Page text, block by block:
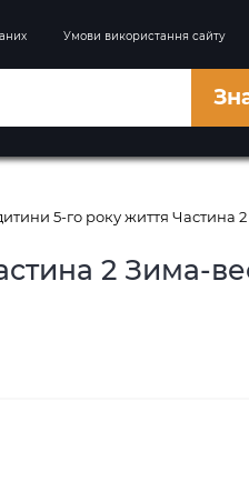
Умови використання сайту
5-го року життя Частина
2 Зима-